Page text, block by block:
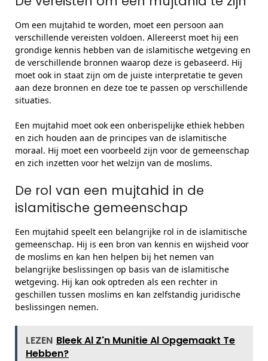
Om een mujtahid te worden, moet een persoon aan
verschillende vereisten voldoen. Allereerst moet hij een
grondige kennis hebben van de islamitische wetgeving en
de verschillende bronnen waarop deze is gebaseerd. Hij
moet ook in staat zijn om de juiste interpretatie te geven
aan deze bronnen en deze toe te passen op verschillende
situaties.
Een mujtahid moet ook een onberispelijke ethiek hebben
en zich houden aan de principes van de islamitische
moraal. Hij moet een voorbeeld zijn voor de gemeenschap
en zich inzetten voor het welzijn van de moslims.
De rol van een mujtahid in de
islamitische gemeenschap
Een mujtahid speelt een belangrijke rol in de islamitische
gemeenschap. Hij is een bron van kennis en wijsheid voor
de moslims en kan hen helpen bij het nemen van
belangrijke beslissingen op basis van de islamitische
wetgeving. Hij kan ook optreden als een rechter in
geschillen tussen moslims en kan zelfstandig juridische
beslissingen nemen.
LEZEN Bleek Al Z'n Munitie Al Opgemaakt Te
Hebben?